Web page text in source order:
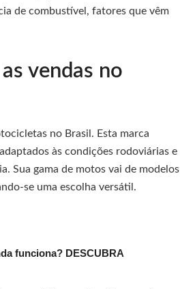
de combustível, fatores que vêm
vendas no
no Brasil. Esta marca
às condições rodoviárias e
Sua gama de motos vai de modelos
se uma escolha versátil.
funciona? DESCUBRA